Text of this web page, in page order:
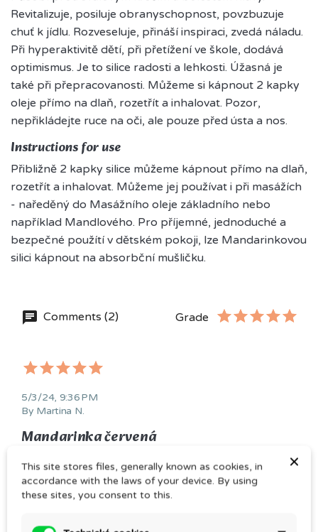
Revitalizuje, posiluje obranyschopnost, povzbuzuje
chuť k jídlu. Rozveseluje, přináší inspiraci, zvedá náladu.
Při hyperaktivitě dětí, při přetížení ve škole, dodává
optimismus. Je to silice radosti a lehkosti. Úžasná je
také při přepracovanosti. Můžeme si kápnout 2 kapky
oleje přímo na dlaň, rozetřít a inhalovat. Pozor,
nepřikládejte ruce na oči, ale pouze před ústa a nos.
Instructions for use
Přibližně 2 kapky silice můžeme kápnout přímo na dlaň,
rozetřít a inhalovat. Můžeme jej používat i při masážích
- naředěný do Masážního oleje základního nebo
například Mandlového. Pro příjemné, jednoduché a
bezpečné použítí v dětském pokoji, lze Mandarinkovou
silici kápnout na absorbční mušličku.
Comments (2) Grade
5/3/24, 9:36 PM
By Martina N.
Mandarinka červená
Zbožňuji vůni citrusů, při přičichnutí k mandarince se
rázem přenáším do dětství a pojím se s vnitřním
dítětem, přináší radost a dobrou náladu.
×
This site stores files, generally known as cookies, in
accordance with the laws of your device. By using
these sites, you consent to this.